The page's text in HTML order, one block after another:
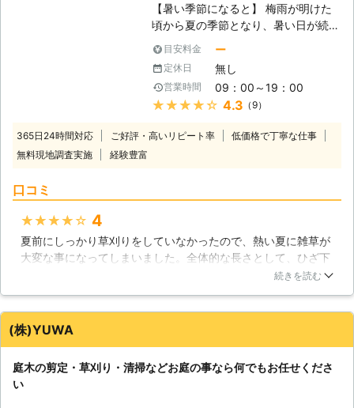
毛虫やシロアリなどの害虫たちの繁殖
も進んでしまいます。さらに、伸びき
った雑草は「その家はきちんと手入れ
されていない」と認識され、空き巣な
どの侵入盗に狙われるリスクも上がっ
てしまうのです。まさに雑草は、百害
あって一利なしの存在なのです。
【体を壊さないために】 雑草が最も
良く伸びる時期は、春から夏にかけて
した害虫に襲われる危険もあります。
草刈りはどなたでも簡単に行える作業
ではありますが、決して油断してはい
けません。どうしても辛いときは、ま
めすけサービスにご連絡ください。迅
【暑い季節になると】 梅雨が明けた
頃から夏の季節となり、暑い日が続き
ます。自宅にお庭があると雑草が成長
してしまい、毎年草刈りに苦労されて
いるかと思います。雑草を放置してし
まうと害虫が発生しやすくなり、風通
りも良くなくなるので、清潔感を保つ
すが、毎年猛暑日を記録している程暑
者の方ですと腰に負担がかかり痛める
可能性もありますので、草刈りの際は
らくだ暮らしのサービスにご相談頂け
します。お庭や敷地の草刈りもご相談
目安料金 ー
定休日 無し
営業時間 09：00～19：00
★★★★★ 4.3 （9）
365日24時間対応 ご好評・高いリピート率
低価格で丁寧な仕事
無料現地調査実施
経験豊富
口コミ
★★★★★ 4
夏前にしっかり草刈りをしていなかったので、熱い夏に雑草が
大変な事になってしまいました。全体的な長さとして、ひざ下
ぐらいまでは伸びていたので、自分では対処できずRグループ
ったですね。雑草が合った部分も綺麗な更地のようにしてもら
えて本当に助かりました。
埼玉県 蕨市 2016年12月27日
続きを読む
(株)YUWA
庭木の剪定・草刈り・清掃などお庭の事なら何でもお任せくださ
い